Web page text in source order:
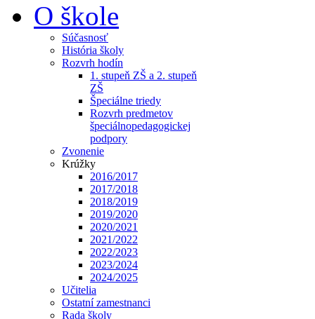
O škole
Súčasnosť
História školy
Rozvrh hodín
1. stupeň ZŠ a 2. stupeň
ZŠ
Špeciálne triedy
Rozvrh predmetov
špeciálnopedagogickej
podpory
Zvonenie
Krúžky
2016/2017
2017/2018
2018/2019
2019/2020
2020/2021
2021/2022
2022/2023
2023/2024
2024/2025
Učitelia
Ostatní zamestnanci
Rada školy